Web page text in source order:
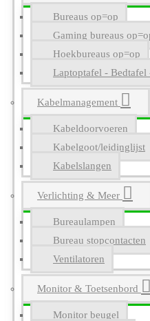
Bureaus op=op
Gaming bureaus
Hoekbureaus op=op
Laptoptafel -
Kabelmanagement
Kabeldoorvoeren
Kabelgoot/leidinglijst
Kabelslangen
Verlichting & Meer
Bureaulampen
Bureau stopcontacten
Ventilatoren
Monitor & Toetsenbord
Monitor beugel